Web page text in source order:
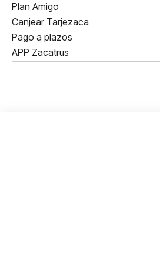
Plan Amigo
Canjear Tarjezaca
Pago a plazos
APP Zacatrus